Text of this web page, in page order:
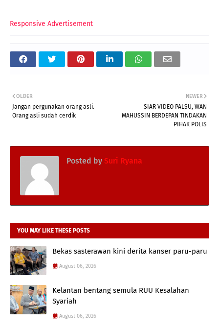
Responsive Advertisement
NEWER
SIAR VIDEO PALSU, WAN
MAHUSSIN BERDEPAN TINDAKAN
PIHAK POLIS
OLDER
Jangan pergunakan orang asli.
Orang asli sudah cerdik
Posted by Suri Ryana
YOU MAY LIKE THESE POSTS
Bekas sasterawan kini derita kanser paru-paru
August 06, 2026
Kelantan bentang semula RUU Kesalahan
Syariah
August 06, 2026